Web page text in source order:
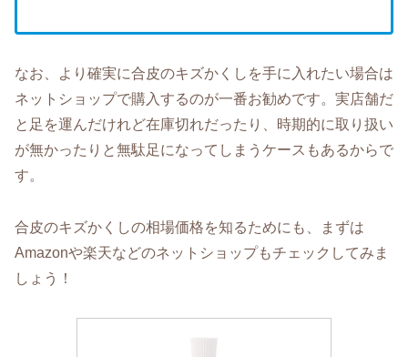
なお、より確実に合皮のキズかくしを手に入れたい場合は
ネットショップで購入するのが一番お勧めです。実店舗だ
と足を運んだけれど在庫切れだったり、時期的に取り扱い
が無かったりと無駄足になってしまうケースもあるからで
す。
合皮のキズかくしの相場価格を知るためにも、まずは
Amazonや楽天などのネットショップもチェックしてみま
しょう！